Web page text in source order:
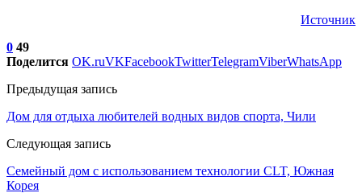
Источник
0 49
Поделится OK.ruVKFacebookTwitterTelegramViberWhatsApp
Предыдущая запись
Дом для отдыха любителей водных видов спорта, Чили
Следующая запись
Семейный дом с использованием технологии CLT, Южная
Корея